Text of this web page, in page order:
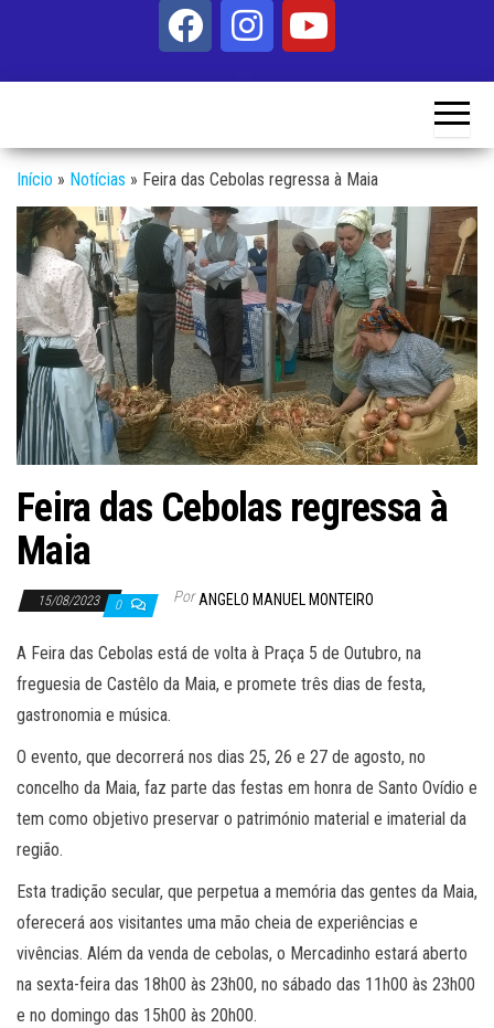
Início » Notícias » Feira das Cebolas regressa à Maia
Feira das Cebolas regressa à
Maia
15/08/2023 0 Por ANGELO MANUEL MONTEIRO
A Feira das Cebolas está de volta à Praça 5 de Outubro, na
freguesia de Castêlo da Maia, e promete três dias de festa,
gastronomia e música.
O evento, que decorrerá nos dias 25, 26 e 27 de agosto, no
concelho da Maia, faz parte das festas em honra de Santo Ovídio e
tem como objetivo preservar o património material e imaterial da
região.
Esta tradição secular, que perpetua a memória das gentes da Maia,
oferecerá aos visitantes uma mão cheia de experiências e
vivências. Além da venda de cebolas, o Mercadinho estará aberto
na sexta-feira das 18h00 às 23h00, no sábado das 11h00 às 23h00
e no domingo das 15h00 às 20h00.